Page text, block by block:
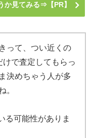
か見てみる⇒【PR】
って、つい近くの
けで査定してもらっ
決めちゃう人が多
。
る可能性がありま